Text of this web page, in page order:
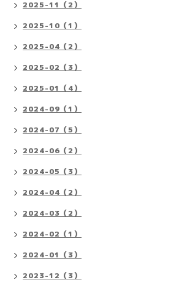
2025-11（2）
2025-10（1）
2025-04（2）
2025-02（3）
2025-01（4）
2024-09（1）
2024-07（5）
2024-06（2）
2024-05（3）
2024-04（2）
2024-03（2）
2024-02（1）
2024-01（3）
2023-12（3）